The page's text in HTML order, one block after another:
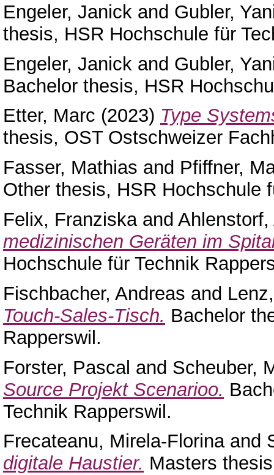
Engeler, Janick and Gubler,
thesis, HSR Hochschule für
Engeler, Janick and Gubler,
Bachelor thesis, HSR
Etter, Marc (2023) Type
thesis, OST Ostschweizer
Fasser, Mathias and Pfiffner,
Other thesis, HSR Hochschule
Felix, Franziskaand Ahlenstorf,
medizinischen Geräten im
Hochschule für Technik
Fischbacher, Andreas and
Touch-Sales-Tisch. Bachelor
Rapperswil.
Forster, Pascal and Scheuber,
Source Projekt Scenarioo.
Technik Rapperswil.
Frecateanu, Mirela-Florinaand
digitale Haustier. Masters